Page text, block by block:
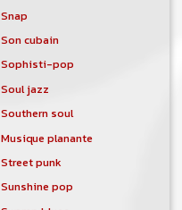
Snap
Son cubain
Sophisti-pop
Soul jazz
Southern soul
Musique planante
Street punk
Sunshine pop